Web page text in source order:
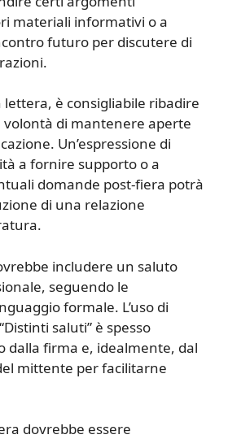
materiali informativi o a
futuro per discutere di
lettera, è consigliabile ribadire
di mantenere aperte
Un’espressione di
a fornire supporto o a
domande post-fiera potrà
di una relazione
includere un saluto
seguendo le
formale. L’uso di
saluti” è spesso
dalla firma e, idealmente, dal
mittente per facilitarne
dovrebbe essere